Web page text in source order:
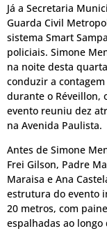
Já a Secretaria
Guarda Civil
sistema Smart
policiais. Simone
na noite desta
conduzir a
durante o Réveillon,
evento reuniu dez
na Avenida Paulista.
Antes de Simone
Frei Gilson, Padre
Maraisa e Ana
estrutura do evento
20 metros, com
espalhadas ao